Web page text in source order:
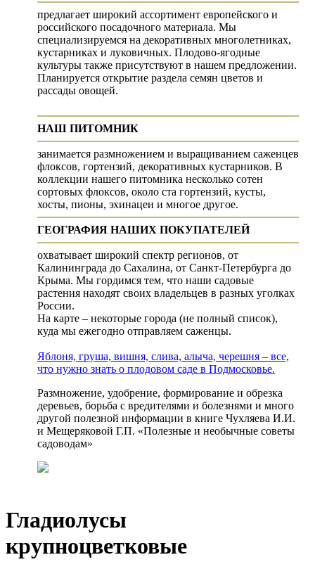
предлагает широкий ассортимент европейского и
российского посадочного материала. Мы
специализируемся на декоративных многолетниках,
кустарниках и луковичных. Плодово-ягодные
культуры также присутствуют в нашем предложении.
Планируется открытие раздела семян цветов и
рассады овощей.
НАШ ПИТОМНИК
занимается размножением и выращиванием саженцев
флоксов, гортензий, декоративных кустарников. В
коллекции нашего питомника несколько сотен
сортовых флоксов, около ста гортензий, кусты,
хосты, пионы, эхинацеи и многое другое.
ГЕОГРАФИЯ НАШИХ ПОКУПАТЕЛЕЙ
охватывает широкий спектр регионов, от
Калининграда до Сахалина, от Санкт-Петербурга до
Крыма. Мы гордимся тем, что наши садовые
растения находят своих владельцев в разных уголках
России.
На карте – некоторые города (не полный список),
куда мы ежегодно отправляем саженцы.
Яблоня, груша, вишня, слива, алыча, черешня – все,
что нужно знать о плодовом саде в Подмосковье.
Размножение, удобрение, формирование и обрезка
деревьев, борьба с вредителями и болезнями и много
другой полезной информации в книге Чухляева И.И.
и Мещеряковой Г.П. «Полезные и необычные советы
садоводам»
Гладиолусы
крупноцветковые